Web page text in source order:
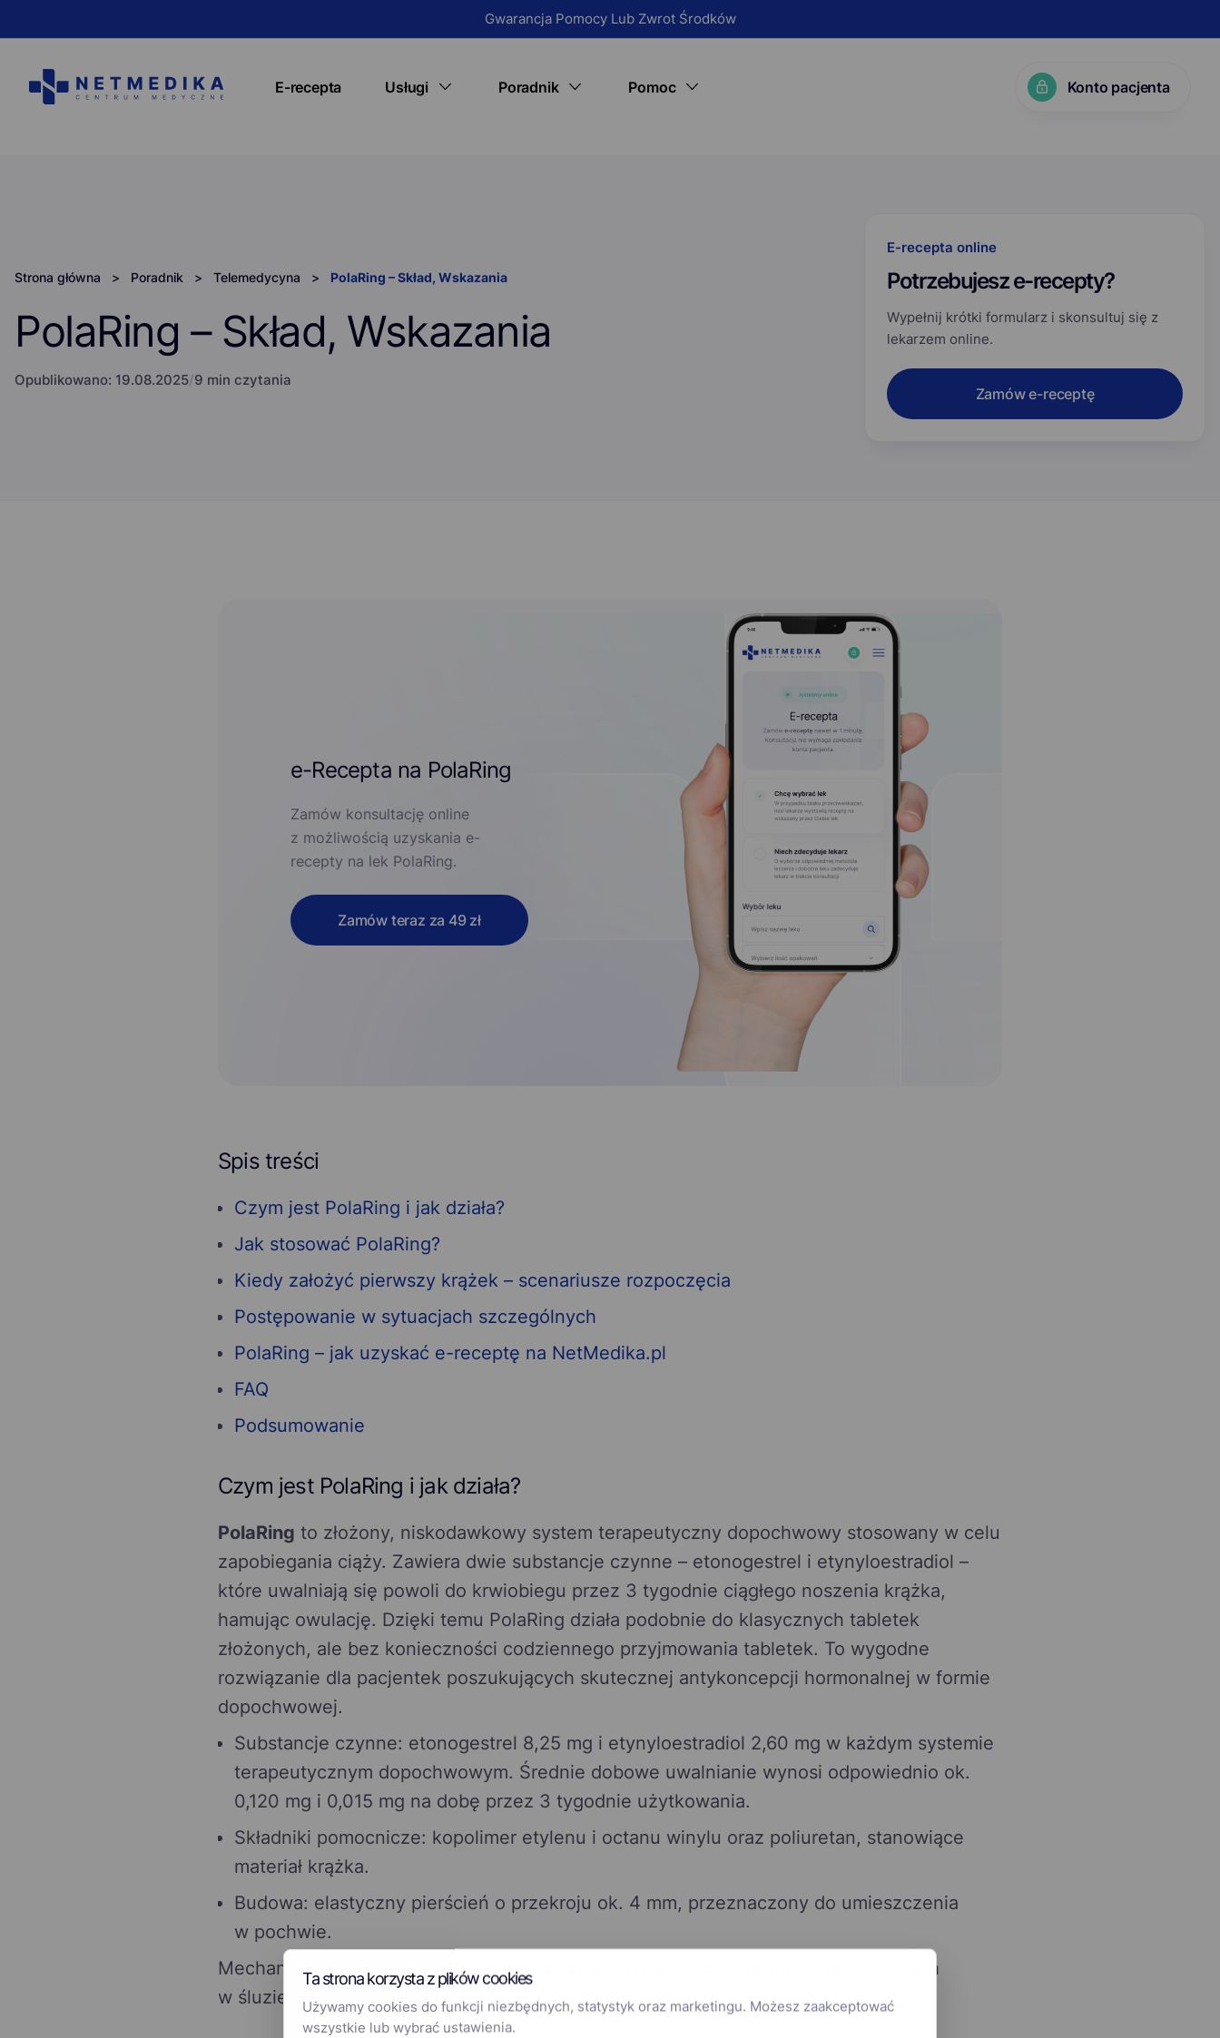
Gwarancja Pomocy Lub Zwrot Środków
E-recepta Usługi
Konsultacja lekarska (teleporada)
Poradnik
Pomoc
Konto pacjenta
Strona główna > Poradnik > Telemedycyna > PolaRing – Skład, Wskazania
PolaRing – Skład, Wskazania
Opublikowano: 19.08.2025/9 min czytania
E-recepta online
Potrzebujesz e-recepty?
Wypełnij krótki formularz i skonsultuj się z
lekarzem online.
Zamów e-receptę
e-Recepta na PolaRing
Zamów konsultację online
z możliwością uzyskania e-
recepty na lek PolaRing.
Zamów teraz za 49 zł
Spis treści
Czym jest PolaRing i jak działa?
Jak stosować PolaRing?
Kiedy założyć pierwszy krążek – scenariusze rozpoczęcia
Postępowanie w sytuacjach szczególnych
PolaRing – jak uzyskać e-receptę na NetMedika.pl
FAQ
Podsumowanie
Czym jest PolaRing i jak działa?
PolaRing to złożony, niskodawkowy system terapeutyczny dopochwowy stosowany w celu
zapobiegania ciąży. Zawiera dwie substancje czynne – etonogestrel i etynyloestradiol –
które uwalniają się powoli do krwiobiegu przez 3 tygodnie ciągłego noszenia krążka,
hamując owulację. Dzięki temu PolaRing działa podobnie do klasycznych tabletek
złożonych, ale bez konieczności codziennego przyjmowania tabletek. To wygodne
rozwiązanie dla pacjentek poszukujących skutecznej antykoncepcji hormonalnej w formie
dopochwowej.
Substancje czynne: etonogestrel 8,25 mg i etynyloestradiol 2,60 mg w każdym systemie
terapeutycznym dopochwowym. Średnie dobowe uwalnianie wynosi odpowiednio ok.
0,120 mg i 0,015 mg na dobę przez 3 tygodnie użytkowania.
Składniki pomocnicze: kopolimer etylenu i octanu winylu oraz poliuretan, stanowiące
materiał krążka.
Budowa: elastyczny pierścień o przekroju ok. 4 mm, przeznaczony do umieszczenia
w pochwie.
Mechanizm antykoncepcyjny polega głównie na hamowaniu owulacji oraz zmianach
w śluzie szyjkowym i endometrium, co utrudnia zapłodnienie.
Ta strona korzysta z plików cookies
Używamy cookies do funkcji niezbędnych, statystyk oraz marketingu. Możesz zaakceptować
wszystkie lub wybrać ustawienia.